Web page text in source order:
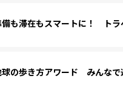
備も滞在もスマートに！ トラ
の歩き方アワード みんなで